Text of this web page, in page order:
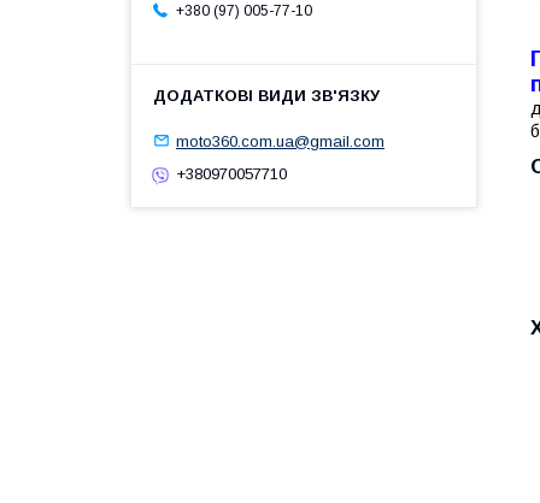
+380 (97) 005-77-10
moto360.com.ua@gmail.com
+380970057710